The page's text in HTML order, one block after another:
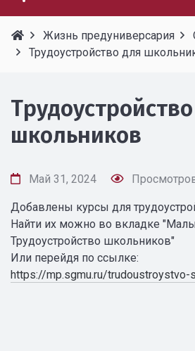
Жизнь предуниверсария
Трудоустройство для
школьников
Май 31, 2024
Добавлены курсы для
Найти их можно во вкладке
Трудоустройство школьников"
Или перейдя по ссылке:
https://mp.sgmu.ru/trudoustroystvo-